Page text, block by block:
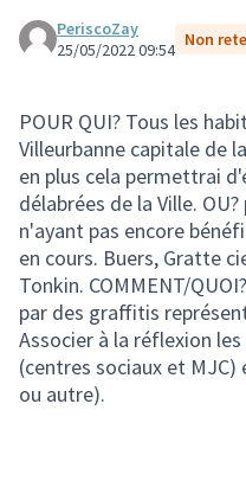
PeriscoZay
25/05/2022 09:54 Non
POUR QUI? Tous les
Villeurbanne capitale de
en plus cela permettrai
délabrées de la Ville.
n'ayant pas encore
en cours. Buers, Gratte
Tonkin. COMMENT/
par des graffitis
Associer à la réflexion
(centres sociaux et
ou autre).